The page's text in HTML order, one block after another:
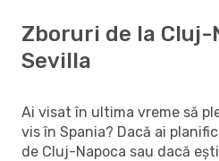
Zboruri de la Cluj-
Sevilla
Ai visat în ultima vreme să
vis în Spania? Dacă ai
de Cluj-Napoca sau dacă